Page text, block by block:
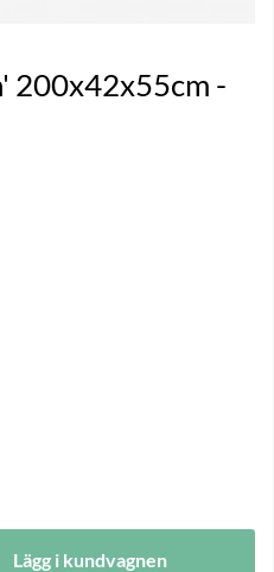
200x42x55cm -
Lägg i kundvagnen